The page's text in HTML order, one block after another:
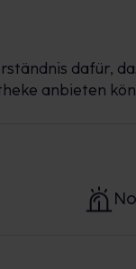
dafür,
anbieten